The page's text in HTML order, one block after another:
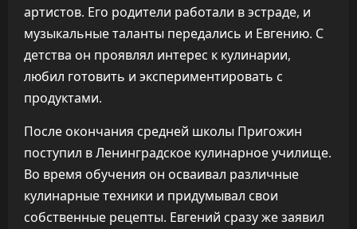
артистов. Его родители работали в эстраде, и
музыкальные таланты передались и Евгению. С
детства он проявлял интерес к кулинарии,
любил готовить и экспериментировать с
продуктами.
После окончания средней школы Пригожин
поступил в Ленинградское кулинарное училище.
Во время обучения он осваивал различные
кулинарные техники и придумывал свои
собственные рецепты. Евгений сразу же заявил